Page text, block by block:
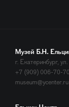
Музей Б.Н.
г. Екатеринбург,
+7 (909) 006-70-70
museum@ycenter.ru